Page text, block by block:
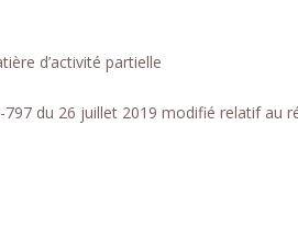
d’activité partielle
du 26 juillet 2019 modifié relatif au